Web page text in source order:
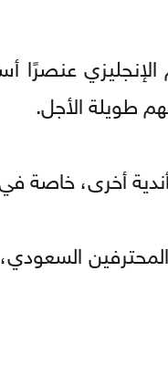
الإنجليزي
طويلة الأجل.
أخرى، خاصة